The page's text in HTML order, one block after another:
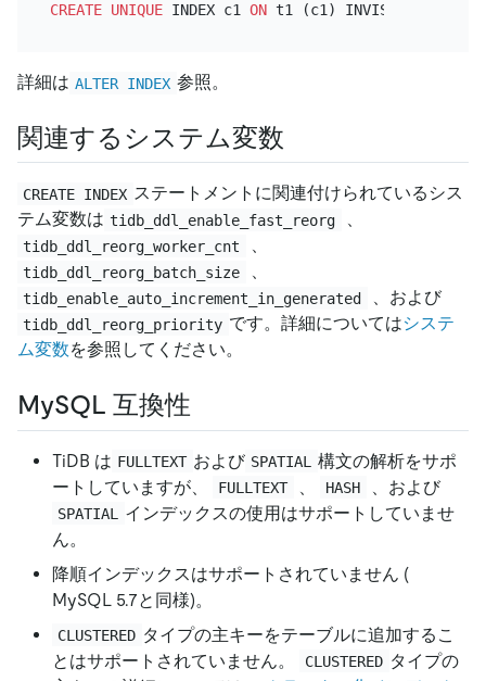
CREATE UNIQUE INDEX c1 ON
詳細は ALTER INDEX 参照。
関連するシステム変数
CREATE INDEX ステートメントに関連付けられているシス
テム変数は tidb_ddl_enable_fast_reorg 、
tidb_ddl_reorg_worker_cnt 、
tidb_ddl_reorg_batch_size 、
tidb_enable_auto_increment_in_generated 、および
tidb_ddl_reorg_priority です。詳細についてはシステ
ム変数を参照してください。
MySQL 互換性
TiDB は FULLTEXT および SPATIAL
構文の解析をサポ
ートしていますが、
FULLTEXT HASH 、および
SPATIAL
インデックスの使用はサポートしていませ
ん。
降順インデックスはサポートされていません (
MySQL 5.7と同様)。
CLUSTERED タイプの主キーをテーブルに追加するこ
とはサポートされていません。
CLUSTERED タイプの